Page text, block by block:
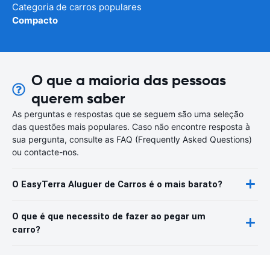
Categoria de carros populares
Compacto
O que a maioria das pessoas
querem saber
As perguntas e respostas que se seguem são uma seleção
das questões mais populares. Caso não encontre resposta à
sua pergunta, consulte as FAQ (Frequently Asked Questions)
ou contacte-nos.
O EasyTerra Aluguer de Carros é o mais barato?
O que é que necessito de fazer ao pegar um
carro?